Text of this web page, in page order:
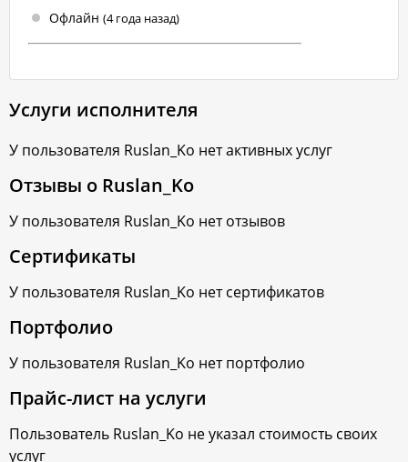
Офлайн (4 года назад)
Услуги исполнителя
У пользователя Ruslan_Ko нет активных услуг
Отзывы о Ruslan_Ko
У пользователя Ruslan_Ko нет отзывов
Сертификаты
У пользователя Ruslan_Ko нет сертификатов
Портфолио
У пользователя Ruslan_Ko нет портфолио
Прайс-лист на услуги
Пользователь Ruslan_Ko не указал стоимость своих
услуг